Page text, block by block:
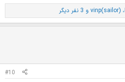
، vinp(sailor) و 3 نفر دیگر
#10